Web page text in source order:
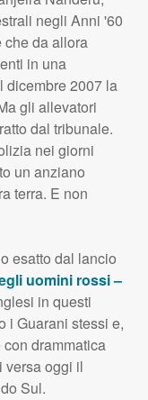
negli Anni '60
che da allora
in una
dicembre 2007 la
gli allevatori
dal tribunale.
nei giorni
un anziano
terra. E non
esatto dal lancio
uomini rossi –
in questi
i Guarani stessi e,
drammatica
versa oggi il
Sul.